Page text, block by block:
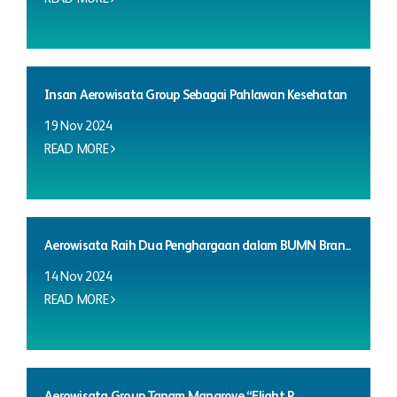
Insan Aerowisata Group Sebagai Pahlawan Kesehatan
19 Nov 2024
READ MORE
Aerowisata Raih Dua Penghargaan dalam BUMN Bran...
14 Nov 2024
READ MORE